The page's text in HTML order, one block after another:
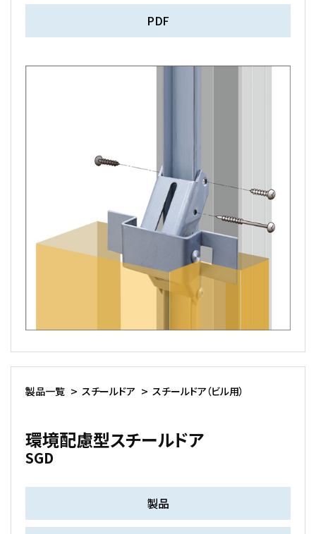
PDF
製品一覧 スチールドア スチールドア（ビル用）
環境配慮型スチールドア
SGD
製品